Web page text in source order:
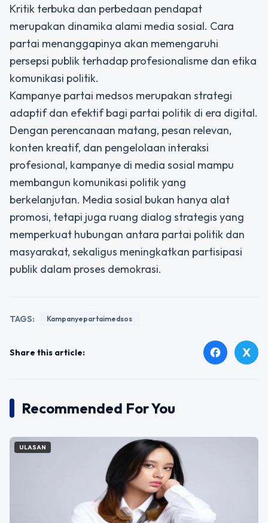
Kritik terbuka dan perbedaan pendapat
merupakan dinamika alami media sosial. Cara
partai menanggapinya akan memengaruhi
persepsi publik terhadap profesionalisme dan etika
komunikasi politik.
Kampanye partai medsos merupakan strategi
adaptif dan efektif bagi partai politik di era digital.
Dengan perencanaan matang, pesan relevan,
konten kreatif, dan pengelolaan interaksi
profesional, kampanye di media sosial mampu
membangun komunikasi politik yang
berkelanjutan. Media sosial bukan hanya alat
promosi, tetapi juga ruang dialog strategis yang
memperkuat hubungan antara partai politik dan
masyarakat, sekaligus meningkatkan partisipasi
publik dalam proses demokrasi.
TAGS: Kampanyepartaimedsos
Share this article: facebook X
Recommended For You
ULASAN